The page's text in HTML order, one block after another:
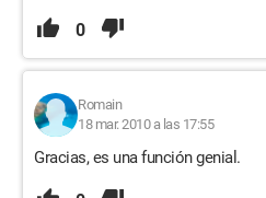
0
Romain
18 mar. 2010 a las 17:55
Gracias, es una función genial.